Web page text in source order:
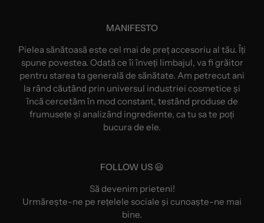
MANIFESTO
Pielea sănătoasă este cel mai de preț accesoriu al tău. Îți
spune povestea. Odată ce îi înveți limbajul, va fi grăitor
pentru starea ta generală de sănătate. Am petrecut ani
la rând căutând prin universul industriei cosmetice și
încă cercetăm în mod constant, testând produse de
frumusețe și analizând ingrediente, ca tu sa te poți
bucura de ele.
FOLLOW US 😃
Să devenim prieteni!
Urmărește-ne pe rețelele sociale și cunoaște-ne mai
bine.